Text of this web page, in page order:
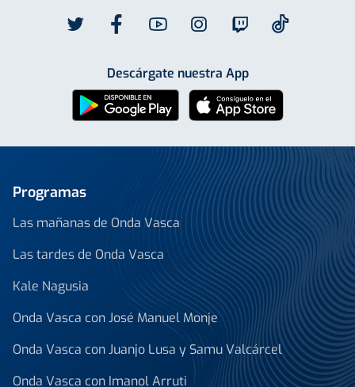
Descárgate nuestra App
Programas
Las mañanas de Onda Vasca
Las tardes de Onda Vasca
Kale Nagusia
Onda Vasca con José Manuel Monje
Onda Vasca con Juanjo Lusa y Samu Valcárcel
Onda Vasca con Imanol Arruti